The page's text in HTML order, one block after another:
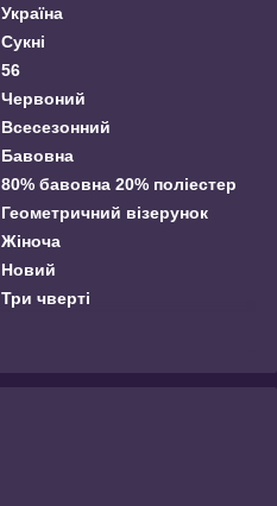
Україна
Сукні
56
Червоний
Всесезонний
Бавовна
80% бавовна 20% поліестер
Геометричний візерунок
Жіноча
Новий
Три чверті